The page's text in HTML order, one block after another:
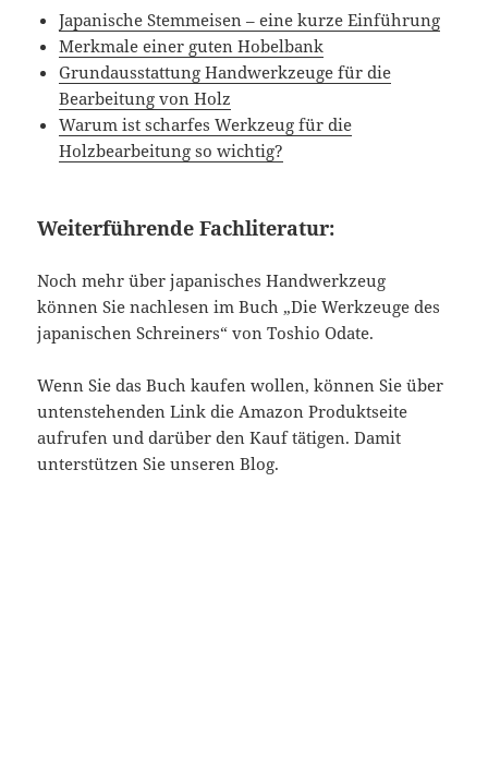
Japanische Stemmeisen – eine kurze Einführung
Merkmale einer guten Hobelbank
Grundausstattung Handwerkzeuge für die
Bearbeitung von Holz
Warum ist scharfes Werkzeug für die
Holzbearbeitung so wichtig?
Weiterführende Fachliteratur:
Noch mehr über japanisches Handwerkzeug
können Sie nachlesen im Buch „Die Werkzeuge des
japanischen Schreiners“ von Toshio Odate.
Wenn Sie das Buch kaufen wollen, können Sie über
untenstehenden Link die Amazon Produktseite
aufrufen und darüber den Kauf tätigen. Damit
unterstützen Sie unseren Blog.